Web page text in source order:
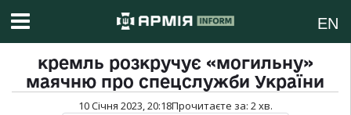
EN
кремль розкручує «могильну»
маячню про спецслужби України
10 Січня 2023, 20:18Прочитаєте за: 2хв.